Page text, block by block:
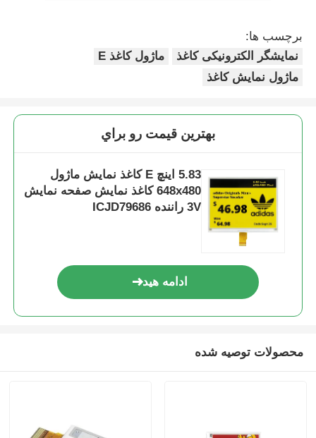
ماژول صفحه نمایش LCD سفارشی
برچسب ها:
نمایشگر الکترونیکی کاغذ
ماژول کاغذ E
ماژول نمایش کاغذ
بهترين قيمت رو براي
5.83 اینچ E کاغذ نمایش ماژول
648x480 کاغذ نمایش صفحه نمایش
3V راننده ICJD79686
ادامه هید
محصولات توصیه شده